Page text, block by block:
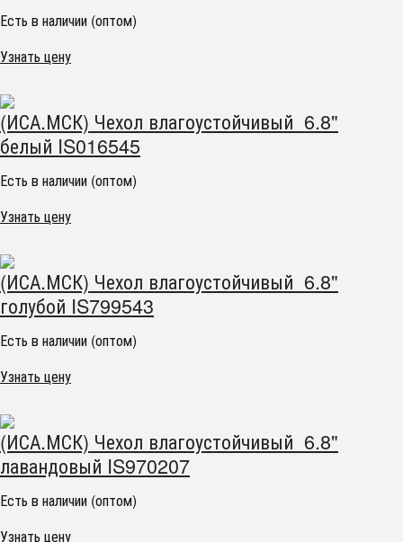
Есть в наличии (оптом)
Узнать цену
(ИСА.МСК) Чехол влагоустойчивый 6.8"
белый IS016545
Есть в наличии (оптом)
Узнать цену
(ИСА.МСК) Чехол влагоустойчивый 6.8"
голубой IS799543
Есть в наличии (оптом)
Узнать цену
(ИСА.МСК) Чехол влагоустойчивый 6.8"
лавандовый IS970207
Есть в наличии (оптом)
Узнать цену